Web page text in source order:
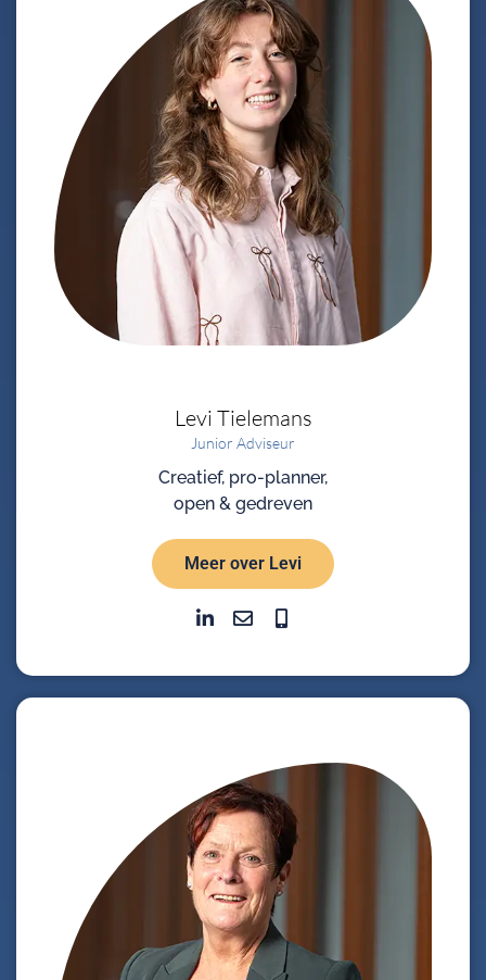
Levi Tielemans
Junior Adviseur
Creatief, pro-planner,
open & gedreven
Meer over Levi